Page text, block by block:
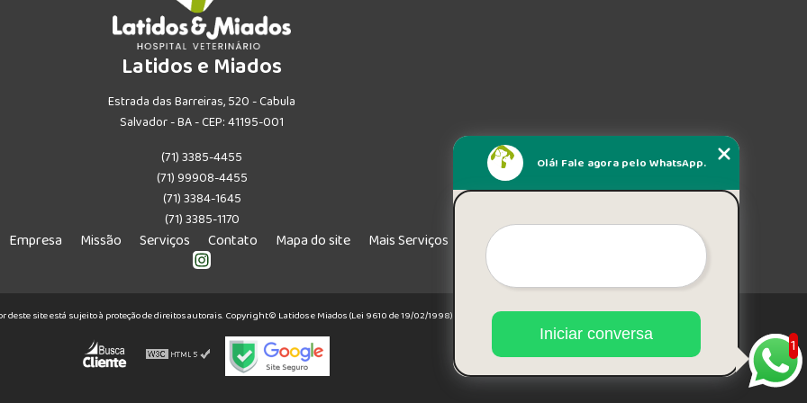
Latidos e Miados
Estrada das Barreiras, 520 - Cabula
Salvador - BA - CEP: 41195-001
(71) 3385-4455
(71) 99908-4455
(71) 3384-1645
(71) 3385-1170
Empresa Missão Serviços Contato Mapa do site Mais Serviços
deste site está sujeito à proteção de direitos autorais. Copyright© Latidos e Miados (Lei 9610 de 19/02/1998)
1
Olá! Fale agora pelo WhatsApp.
Iniciar conversa